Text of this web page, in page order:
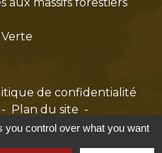
de confidentialité
- Plan du site -
cookies
control over what you want